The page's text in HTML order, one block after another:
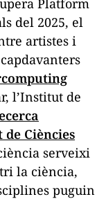
del 2025, el
artistes i
l’Institut de
Ciències
serveixi
la ciència,
puguin